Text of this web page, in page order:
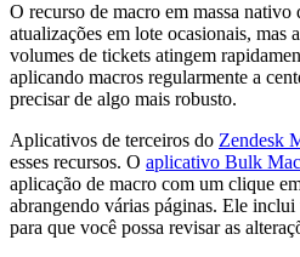
O recurso de macro em massa
atualizações em lote ocasionais, mas
volumes de tickets atingem
aplicando macros regularmente a
precisar de algo mais robusto.
Aplicativos de terceiros do Zendesk
esses recursos. O aplicativo Bulk
aplicação de macro com um clique
abrangendo várias páginas. Ele
para que você possa revisar as